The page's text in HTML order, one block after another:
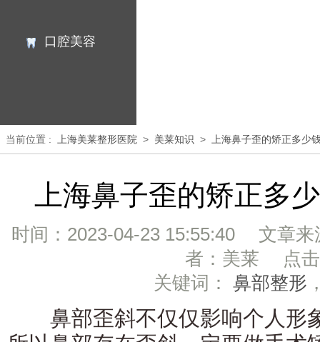
口腔美容
当前位置 : 上海美莱整形医院 > 美莱知识 > 上海鼻子歪的矫正多少
上海鼻子歪的矫正多
时间：2023-04-23 15:55:40 文章来
者：美莱 点击
关键词： 鼻部整形
鼻部歪斜不仅仅影响个人形